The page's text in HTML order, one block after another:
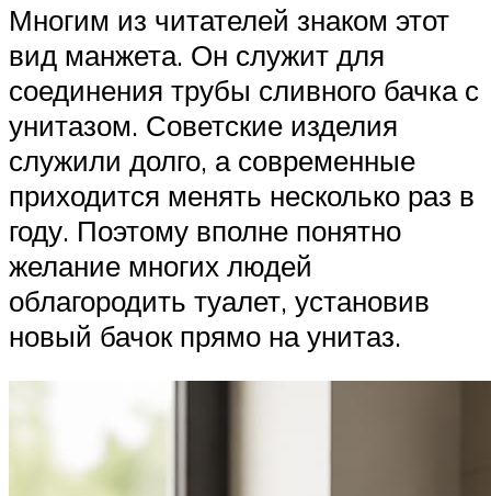
Многим из читателей знаком этот
вид манжета. Он служит для
соединения трубы сливного бачка с
унитазом. Советские изделия
служили долго, а современные
приходится менять несколько раз в
году. Поэтому вполне понятно
желание многих людей
облагородить туалет, установив
новый бачок прямо на унитаз.